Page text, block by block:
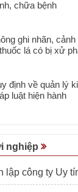
chữa bệnh
ghi nhãn,
lá có bị xử
định về quản lý
luật hiện hành
nghiệp
lập công ty Uy